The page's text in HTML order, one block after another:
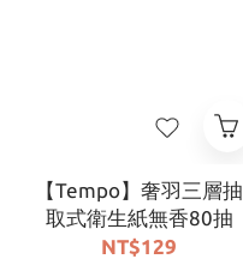
【Tempo】奢羽三層抽
取式衛生紙無香80抽
NT$129